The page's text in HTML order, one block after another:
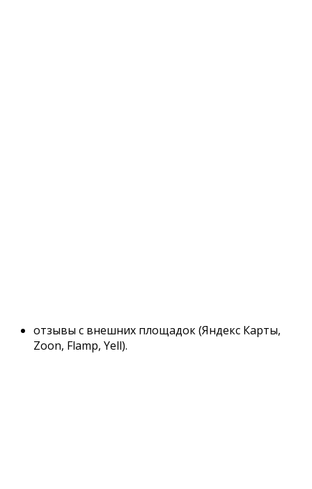
отзывы с внешних площадок (Яндекс Карты,
Zoon, Flamp, Yell).